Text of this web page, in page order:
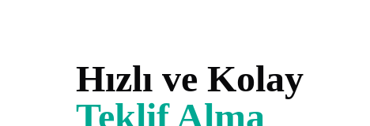
Hızlı ve Kolay
Teklif Alma